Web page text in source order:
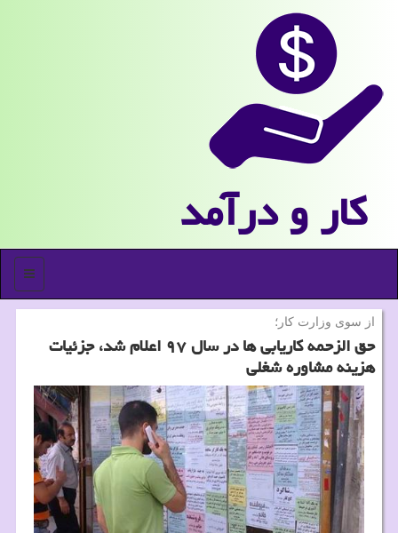
كار و درآمد
منو
از سوی وزارت كار؛
حق الزحمه كاریابی ها در سال ۹۷ اعلام شد، جزئیات
هزینه مشاوره شغلی